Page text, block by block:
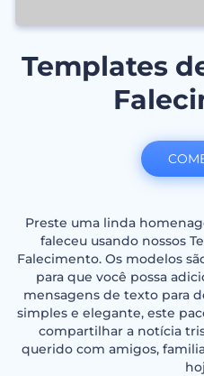
Templates
Preste uma linda
faleceu usando nossos
Falecimento. Os modelos
para que você possa
mensagens de texto para
simples e elegante, este
compartilhar a notícia
querido com amigos,